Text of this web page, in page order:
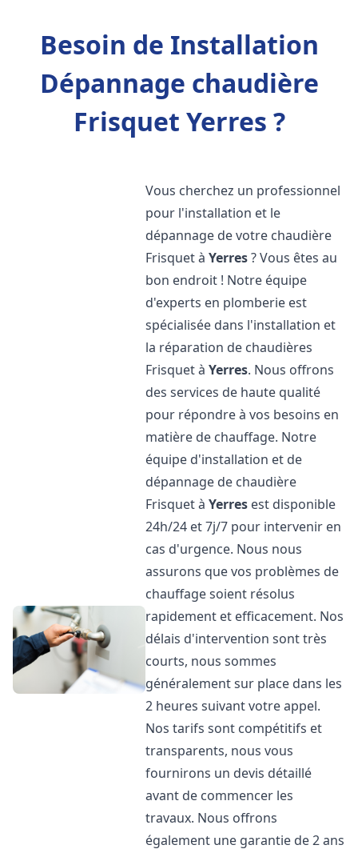
Besoin de Installation
Dépannage chaudière
Frisquet Yerres ?
Vous cherchez un professionnel
pour l'installation et le
dépannage de votre chaudière
Frisquet àYerres? Vous êtes au
bon endroit ! Notre équipe
d'experts en plomberie est
spécialisée dans l'installation et
la réparation de chaudières
Frisquet àYerres. Nous offrons
des services de haute qualité
pour répondre à vos besoins en
matière de chauffage. Notre
équipe d'installation et de
dépannage de chaudière
Frisquet àYerres est disponible
24h/24 et 7j/7 pour intervenir en
cas d'urgence. Nous nous
assurons que vos problèmes de
chauffage soient résolus
rapidement et efficacement. Nos
délais d'intervention sont très
courts, nous sommes
généralement sur place dans les
2 heures suivant votre appel.
Nos tarifs sont compétitifs et
transparents, nous vous
fournirons un devis détaillé
avant de commencer les
travaux. Nous offrons
également une garantie de 2 ans